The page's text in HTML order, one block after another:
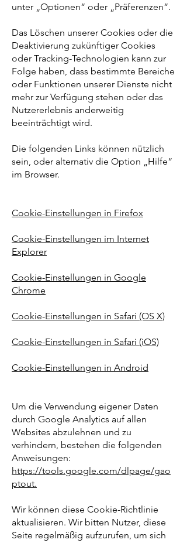
unter „Optionen“ oder „Präferenzen“.
Das Löschen unserer Cookies oder die
Deaktivierung zukünftiger Cookies
oder Tracking-Technologien kann zur
Folge haben, dass bestimmte Bereiche
oder Funktionen unserer Dienste nicht
mehr zur Verfügung stehen oder das
Nutzererlebnis anderweitig
beeinträchtigt wird.
Die folgenden Links können nützlich
sein, oder alternativ die Option „Hilfe“
im Browser.
Cookie-Einstellungen in Firefox
Cookie-Einstellungen im Internet
Explorer
Cookie-Einstellungen in Google
Chrome
Cookie-Einstellungen in Safari (OS X)
Cookie-Einstellungen in Safari (iOS)
Cookie-Einstellungen in Android
Um die Verwendung eigener Daten
durch Google Analytics auf allen
Websites abzulehnen und zu
verhindern, bestehen die folgenden
Anweisungen:
https://tools.google.com/dlpage/gao
ptout.
Wir können diese Cookie-Richtlinie
aktualisieren. Wir bitten Nutzer, diese
Seite regelmäßig aufzurufen, um sich